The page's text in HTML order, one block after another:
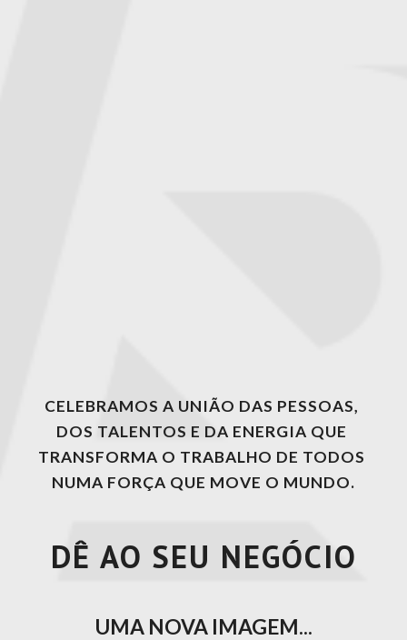
CELEBRAMOS A UNIÃO DAS PESSOAS,
DOS TALENTOS E DA ENERGIA QUE
TRANSFORMA O TRABALHO DE TODOS
NUMA FORÇA QUE MOVE O MUNDO.
DÊ AO SEU NEGÓCIO
UMA NOVA IMAGEM...